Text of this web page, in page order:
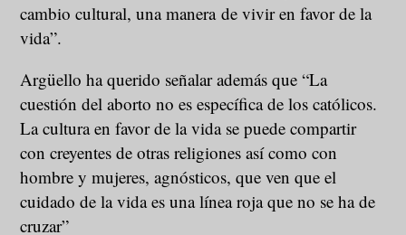
cambio cultural, una manera de vivir en favor de la
vida”.
Argüello ha querido señalar además que “La
cuestión del aborto no es específica de los católicos.
La cultura en favor de la vida se puede compartir
con creyentes de otras religiones así como con
hombre y mujeres, agnósticos, que ven que el
cuidado de la vida es una línea roja que no se ha de
cruzar”